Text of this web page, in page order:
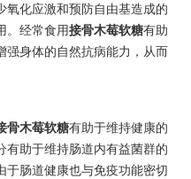
氧化应激和预防自由基造成的
。经常食用接骨木莓软糖有助
强身体的自然抗病能力，从而
骨木莓软糖有助于维持健康的
有助于维持肠道内有益菌群的
于肠道健康也与免疫功能密切